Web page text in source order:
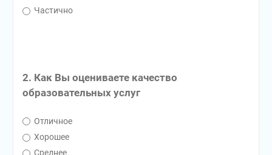
Частично
2. Как Вы оцениваете качество
образовательных услуг
Отличное
Хорошее
Среднее